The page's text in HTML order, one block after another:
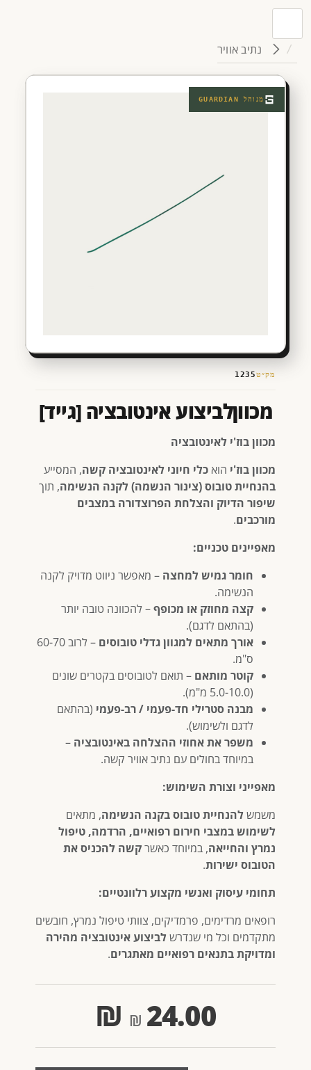
נתיב אוויר
מנוהל GUARDIAN
מק״ט1235
מכווןלביצוע אינטובציה [גייד]
מכוון בוז'י לאינטובציה
מכוון בוז'י הוא כלי חיוני לאינטובציה קשה, המסייע
בהנחיית טובוס (צינור הנשמה) לקנה הנשימה, תוך
שיפור הדיוק והצלחת הפרוצדורה במצבים
מורכבים.
מאפיינים טכניים:
חומר גמיש למחצה – מאפשר ניווט מדויק לקנה
הנשימה.
קצה מחוזק או מכופף– להכוונה טובה יותר
(בהתאם לדגם).
אורך מתאים למגוון גדלי טובוסים
– לרוב 60-70
ס"מ.
קוטר מותאם – תואם לטובוסים בקטרים שונים
(5.0-10.0 מ"מ).
מבנה סטרילי חד-פעמי / רב-פעמי (בהתאם
לדגם ולשימוש).
משפר את אחוזי ההצלחה באינטובציה –
במיוחד בחולים עם נתיב אוויר קשה.
מאפייני וצורת השימוש:
משמש להנחיית טובוס בקנה הנשימה, מתאים
לשימוש במצבי חירום רפואיים, הרדמה, טיפול
נמרץ והחייאה, במיוחד כאשרקשה להכניס את
הטובוס ישירות.
תחומי עיסוק ואנשי מקצוע רלוונטיים:
רופאים מרדימים, פרמדיקים, צוותי טיפול נמרץ, חובשים
מתקדמים וכל מי שנדרש לביצוע אינטובציה מהירה
ומדויקת בתנאים רפואיים מאתגרים.
24.00
₪